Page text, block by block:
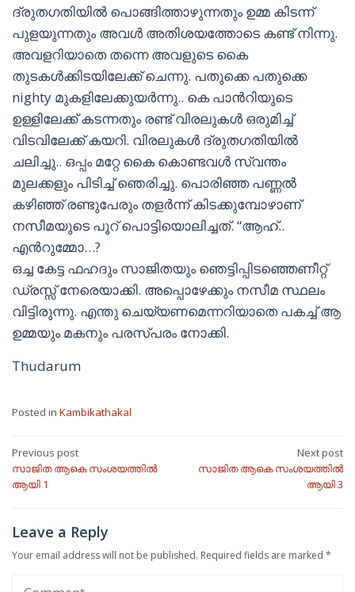
ദ്രുതഗതിയിൽ പൊങ്ങിത്താഴുന്നതും ഉമ്മ കിടന്ന്
പുളയുന്നതും അവൾ അതിശയത്തോടെ കണ്ട് നിന്നു.
അവളറിയാതെ തന്നെ അവളുടെ കൈ
തുടകൾക്കിടയിലേക്ക് ചെന്നു. പതുക്കെ പതുക്കെ
nighty മുകളിലേക്കുയർന്നു.. കെ പാൻറിയുടെ
ഉള്ളിലേക്ക് കടന്നതും രണ്ട് വിരലുകൾ ഒരുമിച്ച്
വിടവിലേക്ക് കയറി. വിരലുകൾ ദ്രുതഗതിയിൽ
ചലിച്ചു.. ഒപ്പം മറ്റേ കൈ കൊണ്ടവൾ സ്വന്തം
മുലക്കളും പിടിച്ച് ഞെരിച്ചു. പൊരിഞ്ഞ പണ്ണൽ
കഴിഞ്ഞ് രണ്ടുപേരും തളർന്ന് കിടക്കുമ്പോഴാണ്
നസീമയുടെ പൂറ് പൊട്ടിയൊലിച്ചത്. “ആഹ്..
എൻറുമ്മോ…?
ഒച്ച കേട്ട ഫഹദും സാജിതയും ഞെട്ടിപ്പിടഞ്ഞെണീറ്റ്
ഡ്രസ്സ് നേരെയാക്കി. അപ്പൊഴേക്കും നസീമ സ്ഥലം
വിട്ടിരുന്നു. എന്തു ചെയ്യണമെന്നറിയാതെ പകച്ച് ആ
ഉമ്മയും മകനും പരസ്പരം നോക്കി.
Thudarum
Posted in Kambikathakal
Post
navigation
Previous post
സാജിത ആകെ സംശയത്തിൽ
ആയി 1
Next post
സാജിത ആകെ സംശയത്തിൽ
ആയി 3
Leave a Reply
Your email address will not be published. Required fields are marked *